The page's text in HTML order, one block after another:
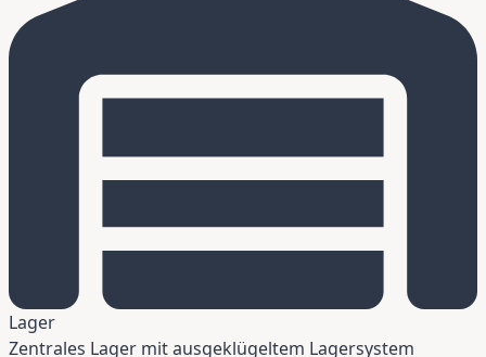
Lager
Zentrales Lager mit ausgeklügeltem Lagersystem